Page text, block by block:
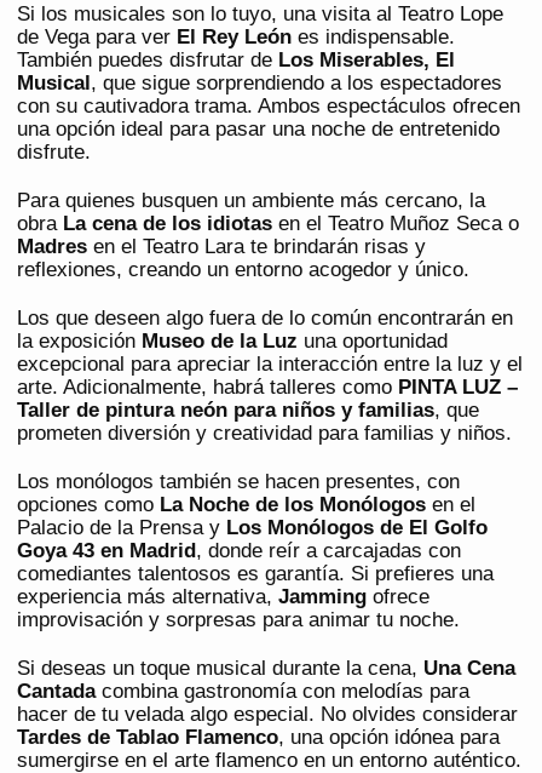
Si los musicales son lo tuyo, una visita al Teatro Lope
de Vega para ver El Rey León es indispensable.
También puedes disfrutar de Los Miserables, El
Musical, que sigue sorprendiendo a los espectadores
con su cautivadora trama. Ambos espectáculos ofrecen
una opción ideal para pasar una noche de entretenido
disfrute.
Para quienes busquen un ambiente más cercano, la
obra La cena de los idiotas en el Teatro Muñoz Seca o
Madres en el Teatro Lara te brindarán risas y
reflexiones, creando un entorno acogedor y único.
Los que deseen algo fuera de lo común encontrarán en
la exposición Museo de la Luz una oportunidad
excepcional para apreciar la interacción entre la luz y el
arte. Adicionalmente, habrá talleres como PINTA LUZ –
Taller de pintura neón para niños y familias, que
prometen diversión y creatividad para familias y niños.
Los monólogos también se hacen presentes, con
opciones como La Noche de los Monólogos en el
Palacio de la Prensa y Los Monólogos de El Golfo
Goya 43 en Madrid, donde reír a carcajadas con
comediantes talentosos es garantía. Si prefieres una
experiencia más alternativa, Jamming ofrece
improvisación y sorpresas para animar tu noche.
Si deseas un toque musical durante la cena, Una Cena
Cantadacombina gastronomía con melodías para
hacer de tu velada algo especial. No olvides considerar
Tardes de Tablao Flamenco, una opción idónea para
sumergirse en el arte flamenco en un entorno auténtico.